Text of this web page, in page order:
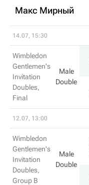
Макс Мирный
14.07, 15:30
Wimbledon
Gentlemen's
Invitation
Doubles,
Final
Male
Double
12.07, 13:00
Wimbledon
Gentlemen's
Invitation
Doubles,
Group B
Male
Double